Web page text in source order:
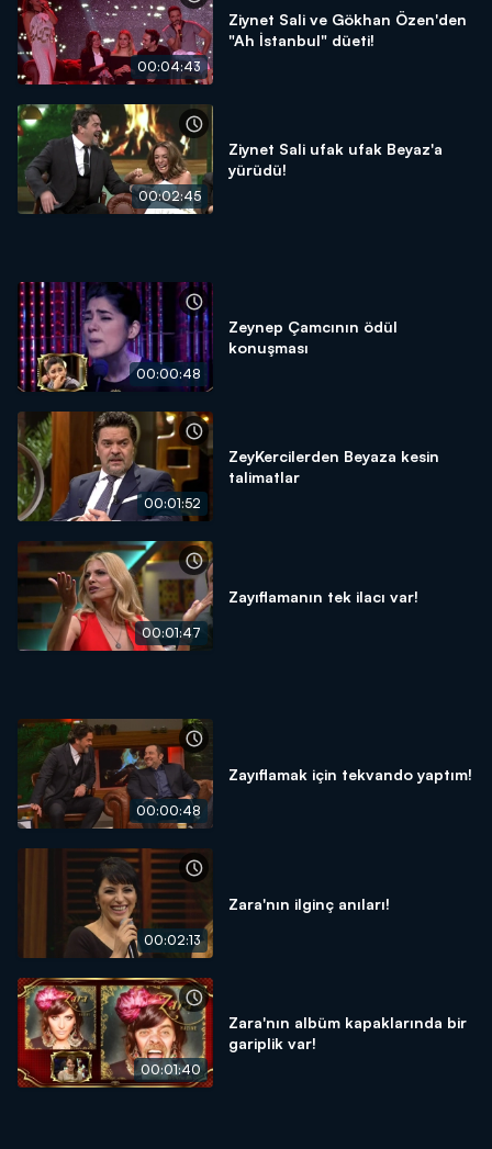
00:04:43
Ziynet Sali ve Gökhan Özen'den
"Ah İstanbul" düeti!
00:02:45
Ziynet Sali ufak ufak Beyaz'a
yürüdü!
00:00:48
Zeynep Çamcının ödül
konuşması
00:01:52
ZeyKercilerden Beyaza kesin
talimatlar
00:01:47
Zayıflamanın tek ilacı var!
00:00:48
Zayıflamak için tekvando yaptım!
00:02:13
Zara'nın ilginç anıları!
00:01:40
Zara'nın albüm kapaklarında bir
gariplik var!